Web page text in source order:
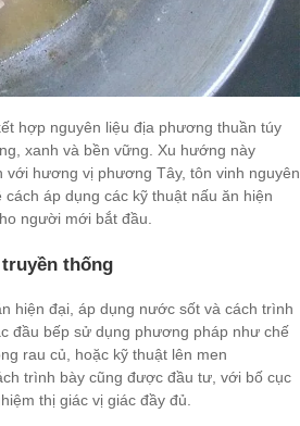
hợp nguyên liệu địa phương thuần túy
xanh và bền vững. Xu hướng này
với hương vị phương Tây, tôn vinh nguyên
áp dụng các kỹ thuật nấu ăn hiện
người mới bắt đầu.
thống
hiện đại, áp dụng nước sốt và cách trình
đầu bếp sử dụng phương pháp như chế
rau củ, hoặc kỹ thuật lên men
trình bày cũng được đầu tư, với bố cục
thị giác vị giác đầy đủ.